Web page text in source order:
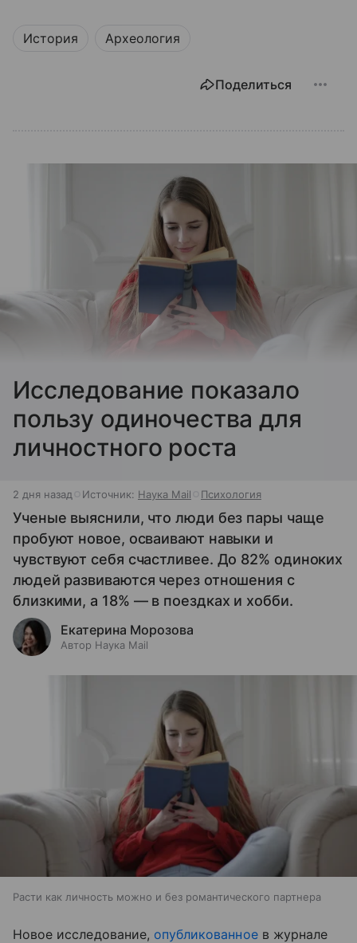
История Археология
Поделиться
Исследование показало
пользу одиночества для
личностного роста
2 дня назад Источник: Наука Mail Психология
Ученые выяснили, что люди без пары чаще
пробуют новое, осваивают навыки и
чувствуют себя счастливее. До 82% одиноких
людей развиваются через отношения с
близкими, а 18% — в поездках и хобби.
Екатерина Морозова
Автор Наука Mail
Расти как личность можно и без романтического партнера
Новое исследование, опубликованноев журнале